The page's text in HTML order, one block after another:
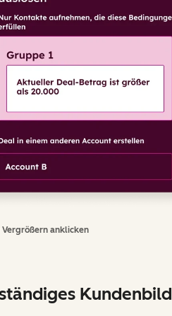
Vergrößern anklicken
Kundenbild